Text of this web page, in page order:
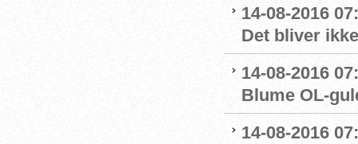
14-08-2016
Det bliver
14-08-2016
Blume OL-
14-08-2016